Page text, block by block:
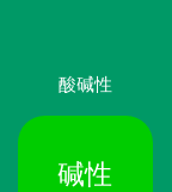
酸碱性
碱性